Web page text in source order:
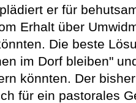
er für
Erhalt über
Die beste
im Dorf bleiben"
könnten. Der
für ein pastorales